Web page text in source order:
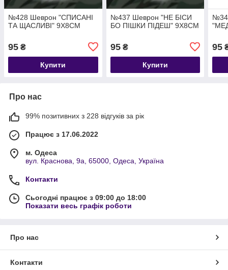
№428 Шеврон "СПИСАНІ
ТА ЩАСЛИВІ" 9Х8СМ
95 ₴
Купити
№437 Шеврон "НЕ БІСИ
БО ПІШКИ ПІДЕШ" 9Х8СМ
95₴
Купити
95
Про нас
99% позитивних з 228 відгуків за рік
Працює з 17.06.2022
м. Одеса
вул. Краснова, 9а, 65000, Одеса, Україна
Контакти
Сьогодні працює з 09:00 до 18:00
Показати весь графік роботи
Про нас
Контакти